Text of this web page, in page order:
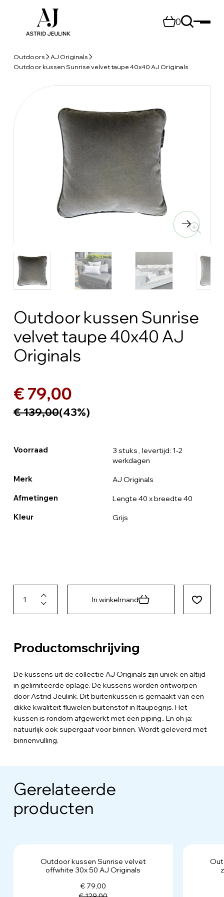
0
Outdoors
AJ Originals
Outdoor kussen Sunrise velvet taupe 40x40 AJ Originals
Outdoor kussen Sunrise
velvet taupe 40x40 AJ
Originals
€ 79,00
€ 139,00(43%)
Voorraad 3 stuks , levertijd: 1-2
werkdagen
Merk AJ Originals
Afmetingen Lengte 40 x breedte 40
Kleur Grijs
In winkelmand
Productomschrijving
De kussens uit de collectie AJ Originals zijn uniek en altijd
in gelimiteerde oplage. De kussens worden ontworpen
door Astrid Jeulink. Dit buitenkussen is gemaakt van een
dikke kwaliteit fluwelen buitenstof in ltaupegrijs. Het
kussen is rondom afgewerkt met een piping.. En oh ja:
natuurlijk ook supergaaf voor binnen. Wordt geleverd met
binnenvulling.
Gerelateerde
producten
Outdoor kussen Sunrise velvet
offwhite 30x 50 AJ Originals
€ 79,00